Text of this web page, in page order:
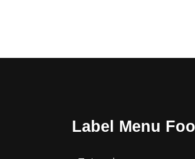
Label Menu